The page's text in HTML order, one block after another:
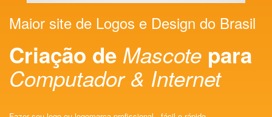
Maior site de Logos e Design do Brasil
Criação de Mascote para
Computador & Internet